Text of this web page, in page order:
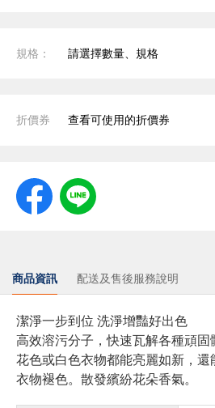
規格： 請選擇數量、規格
折價券 查看可使用的折價券
商品資訊 配送及售後服務說明
潔淨一步到位 洗淨增豔好出色
高效溶污分子，快速瓦解各種頑固
花色或白色衣物都能亮麗如新，
衣物褪色。散發繽紛花朵香氣。